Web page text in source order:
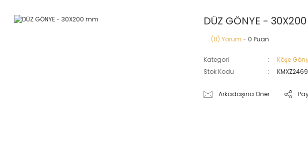
DÜZ GÖNYE -
(0) Yorum - 0 Puan
Kategori
Köşe
Stok Kodu
KMXZ2469
Arkadaşına Öner